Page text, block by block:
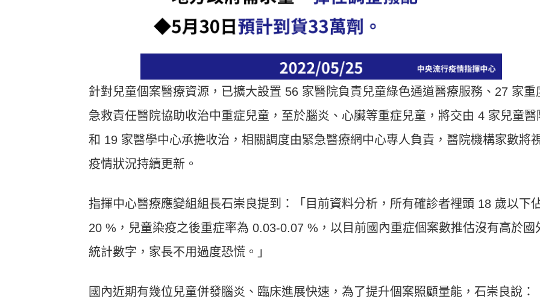
針對兒童個案醫療資源，已擴大設置 56 家醫院負責兒童綠色通道醫療服務、27 家重
急救責任醫院協助收治中重症兒童，至於腦炎、心臟等重症兒童，將交由 4 家兒童醫
和 19 家醫學中心承擔收治，相關調度由緊急醫療網中心專人負責，醫院機構家數將
疫情狀況持續更新。
指揮中心醫療應變組組長石崇良提到：「目前資料分析，所有確診者裡頭 18 歲以下
20 %，兒童染疫之後重症率為 0.03-0.07 %，以目前國內重症個案數推估沒有高於國
統計數字，家長不用過度恐慌。」
國內近期有幾位兒童併發腦炎、臨床進展快速，為了提升個案照顧量能，石崇良說：